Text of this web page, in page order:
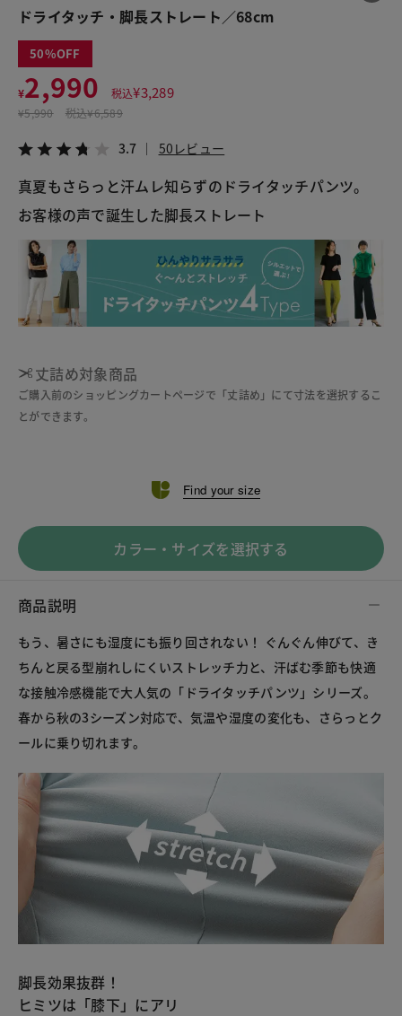
ドライタッチ・脚長ストレート／68cm
50
¥2,990 税込¥3,289
¥5,990 税込¥6,589
3.7 50レビュー
真夏もさらっと汗ムレ知らずのドライタッチパンツ。
丈詰め対象商品
ご購入前のショッピングカートページで「丈詰め」にて寸法を選択するこ
とができます。
Find your size
カラー・サイズを選択する
商品説明
もう、暑さにも湿度にも振り回されない！ ぐんぐん伸びて、き
ちんと戻る型崩れしにくいストレッチ力と、汗ばむ季節も快適
な接触冷感機能で大人気の「ドライタッチパンツ」シリーズ。
春から秋の3シーズン対応で、気温や湿度の変化も、さらっとク
ールに乗り切れます。
脚長効果抜群！
ヒミツは「膝下」にアリ
この商品をシェアする
¥2,990
税込¥3,289
LINE X メール